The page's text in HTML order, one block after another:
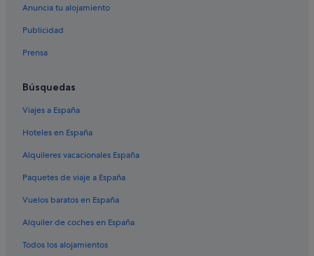
Distrito Centro de Madrid hoteles
Hoteles cerca de Teatro Coliseum
Silken hoteles en Madrid
Celuisma Hoteles en Madrid
Justicia hoteles
Hoteles cerca de Estación de metro Sevilla
Apartamentos en Comunidad de Madrid
Hoteles con spa en Madrid
Room Mate Hotels en Madrid
Hoteles cerca de Monasterio de San Plácido
Anuncia tu alojamiento
Publicidad
Prensa
Búsquedas
Viajes a España
Hoteles en España
Alquileres vacacionales España
Paquetes de viaje a España
Vuelos baratos en España
Alquiler de coches en España
Todos los alojamientos